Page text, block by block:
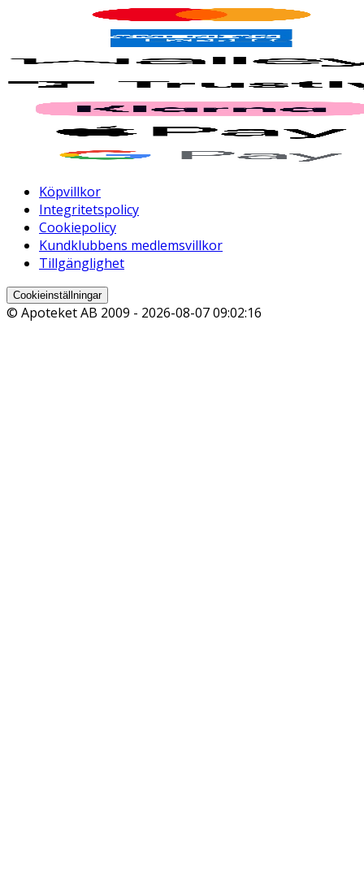
Köpvillkor
Integritetspolicy
Cookiepolicy
Kundklubbens medlemsvillkor
Tillgänglighet
Cookieinställningar
© Apoteket AB 2009 - 2026-08-07 09:02:16